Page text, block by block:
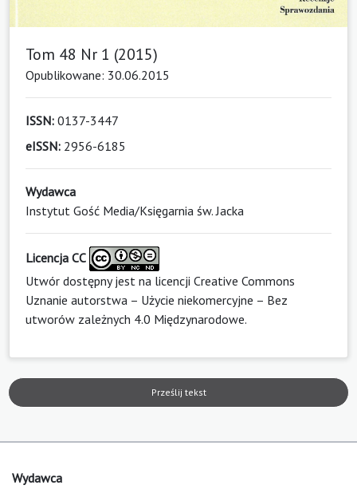
Tom 48 Nr 1 (2015)
Opublikowane: 30.06.2015
ISSN: 0137-3447
eISSN: 2956-6185
Wydawca
Instytut Gość Media/Księgarnia św. Jacka
Licencja CC
Utwór dostępny jest na licencji Creative Commons
Uznanie autorstwa – Użycie niekomercyjne – Bez
utworów zależnych 4.0 Międzynarodowe.
Prześlij tekst
Wydawca